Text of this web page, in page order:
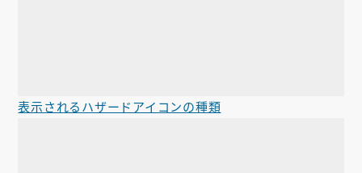
表示されるハザードアイコンの種類